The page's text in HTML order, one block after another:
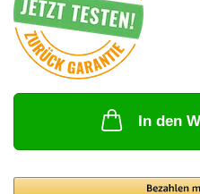
In den